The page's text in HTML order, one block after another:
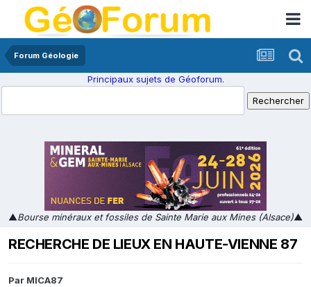
Forum Géologie
Principaux sujets de Géoforum.
▲Bourse minéraux et fossiles de Sainte Marie aux Mines (Alsace)▲
RECHERCHE DE LIEUX EN HAUTE-VIENNE 87
Par MICA87